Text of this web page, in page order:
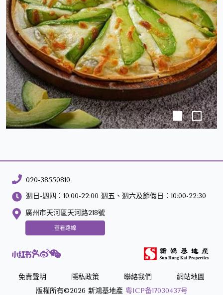
一
頁
一
頁
020-38550810
週日-週四：10:00-22:00 週五、週六及節假日：10:00-22:30
廣州市天河區天河路218號
查看路線
免責聲明 隱私政策 聯絡我們
網站地圖
版權所有©2026 新鴻基地產 粤ICP备17030437号